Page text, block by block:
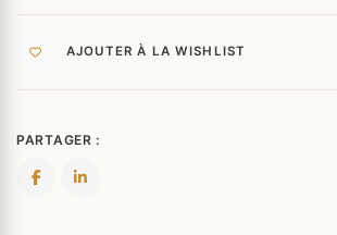
AJOUTER À LA WISHLIST
PARTAGER :